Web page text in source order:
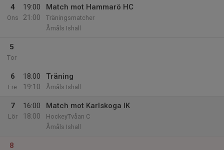
4
Ons
19:00
21:00
Match mot Hammarö HC
Träningsmatcher
Åmåls Ishall
5
Tor
6
Fre
18:00
19:10
Träning
Åmåls Ishall
7
Lör
16:00
18:00
Match mot Karlskoga IK
HockeyTvåan C
Åmåls Ishall
8